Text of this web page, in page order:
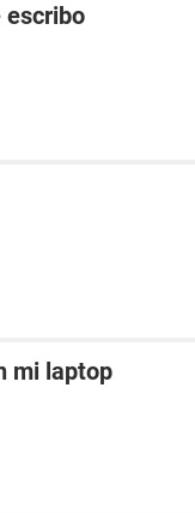
escribo
mi laptop